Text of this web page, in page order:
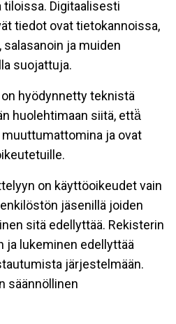
Digitaalisesti
tiedot ovat tietokannoissa,
ja muiden
suojattuja.
hyödynnetty teknistä
huolehtimaan siitä, että̈
ja ovat
on käyttöoikeudet vain
jäsenillä joiden
sitä edellyttää. Rekisterin
ja lukeminen edellyttää
järjestelmään.
säännöllinen